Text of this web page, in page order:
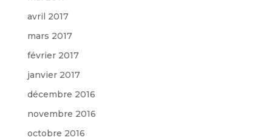
avril 2017
mars 2017
février 2017
janvier 2017
décembre 2016
novembre 2016
octobre 2016